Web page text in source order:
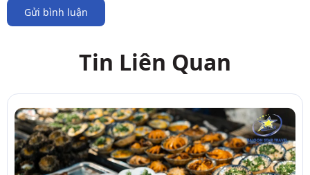
Gửi bình luận
Tin Liên Quan